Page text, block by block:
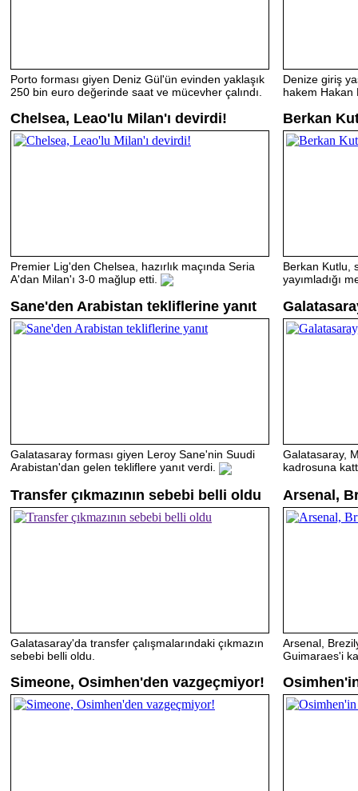
Porto forması giyen Deniz Gül'ün evinden yaklaşık
250 bin euro değerinde saat ve mücevher çalındı.
Chelsea, Leao'lu Milan'ı devirdi!
Premier Lig'den Chelsea, hazırlık maçında Seria
A'dan Milan'ı 3-0 mağlup etti.
Sane'den Arabistan tekliflerine yanıt
Galatasaray forması giyen Leroy Sane'nin Suudi
Arabistan'dan gelen tekliflere yanıt verdi.
Transfer çıkmazının sebebi belli oldu
Galatasaray'da transfer çalışmalarındaki çıkmazın
sebebi belli oldu.
Simeone, Osimhen'den vazgeçmiyor!
Denize giriş
hakem Hakan
Berkan
Berkan Kutlu,
yayımladığı
Galatasaray,
kadrosuna
Arsenal,
Arsenal,
Guimaraes'i